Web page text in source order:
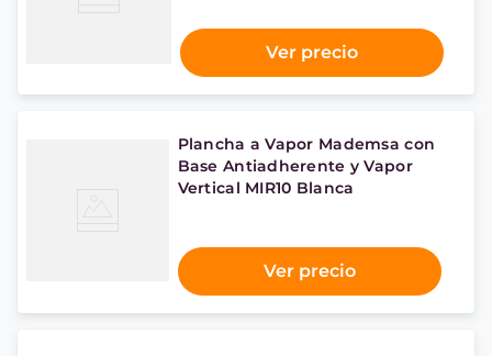
Ver precio
Plancha a Vapor Mademsa con
Base Antiadherente y Vapor
Vertical MIR10 Blanca
Ver precio